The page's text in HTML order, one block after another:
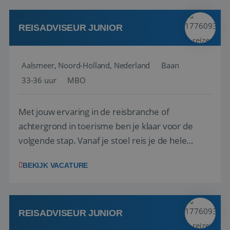
werken: of het nu gaat om vragen ...
REISADVISEUR JUNIOR
Aalsmeer, Noord-Holland, Nederland
Baan
33-36 uur
MBO
Met jouw ervaring in de reisbranche of
achtergrond in toerisme ben je klaar voor de
volgende stap. Vanaf je stoel reis je de hele
wensen van je team, je klant en wat er in de
klanten te overtuigen om die droomreis te
boeken! ...
BEKIJK VACATURE
REISADVISEUR JUNIOR